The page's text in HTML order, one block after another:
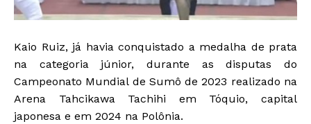
Kaio Ruiz, já havia conquistado a medalha de prata
na categoria júnior, durante as disputas do
Campeonato Mundial de Sumô de 2023 realizado na
Arena Tahcikawa Tachihi em Tóquio, capital
japonesa e em 2024 na Polônia.